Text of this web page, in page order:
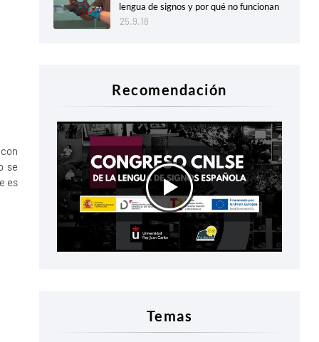
se
es
lengua de signos y por qué no funcionan
25.9.18
Recomendación
Temas